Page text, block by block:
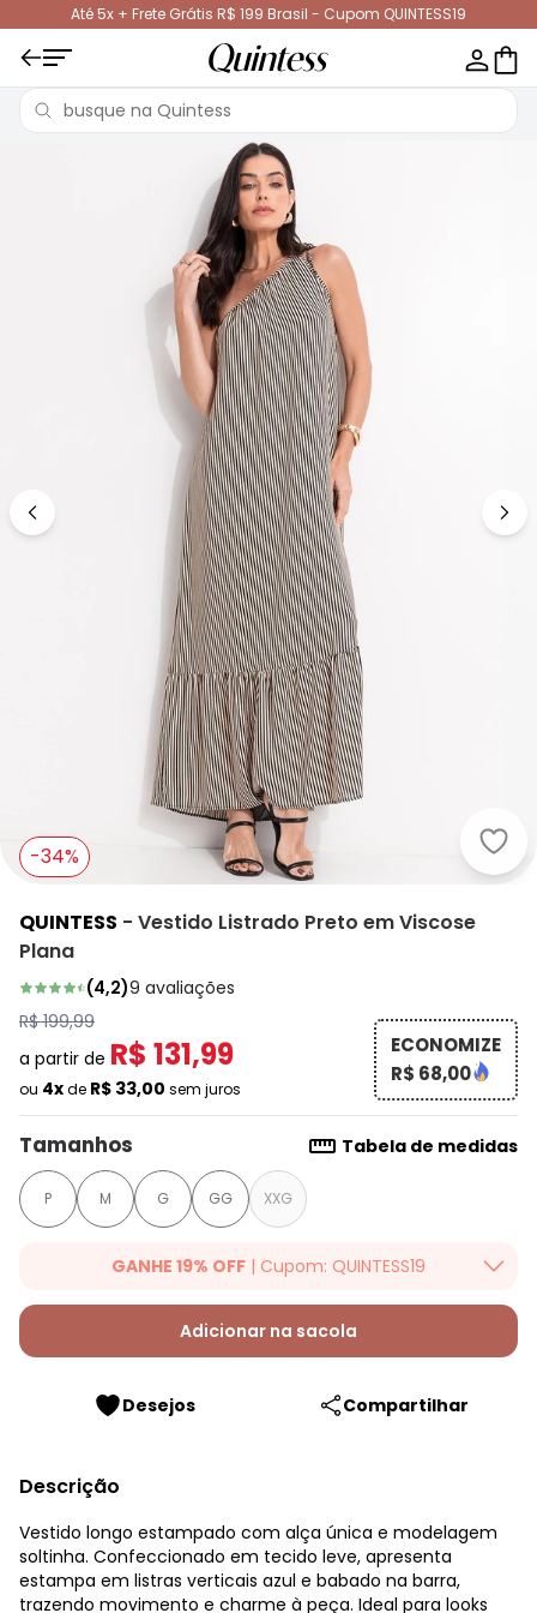
Até 5x + Frete Grátis R$ 199 Brasil - Cupom QUINTESS19
-34%
QUINTESS - Vestido Listrado Preto em Viscose
Plana
(4,2)9 avaliações
R$ 199,99
a partir de R$ 131,99
ou 4xde R$ 33,00 sem juros
ECONOMIZE
R$ 68,00
Tamanhos Tabela de medidas
P M G GG XXG
GANHE 19% OFF | Cupom: QUINTESS19
Ganhe 19% OFF Extra em qualquer valor, usando o cupom:
QUINTESS19. Válido para toda loja Quintess, até 07/08/2026.
Adicionar na sacola
Desejos Compartilhar
Descrição
Vestido longo estampado com alça única e modelagem
soltinha. Confeccionado em tecido leve, apresenta
estampa em listras verticais azul e babado na barra,
trazendo movimento e charme à peça. Ideal para looks